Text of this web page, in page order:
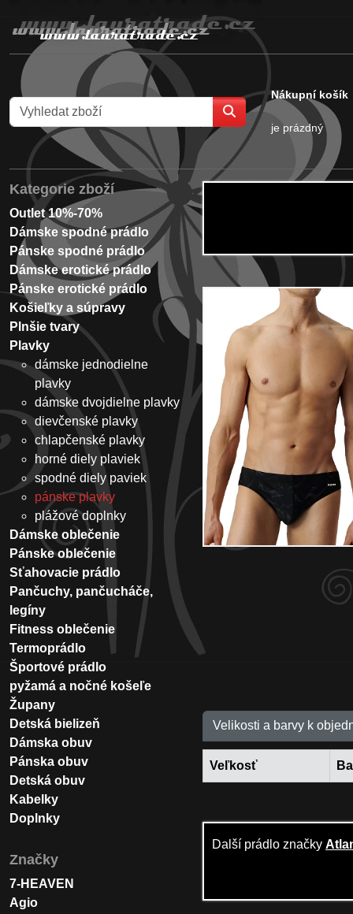
Nákupní košík
je prázdný
Velikosti a barvy k
Veľkosť
Další prádlo značky
Kategorie zboží
Outlet 10%-70%
Dámske spodné prádlo
Pánske spodné prádlo
Dámske erotické prádlo
Pánske erotické prádlo
Košieľky a súpravy
Plnšie tvary
Plavky
dámske jednodielne
plavky
dámske dvojdielne plavky
dievčenské plavky
chlapčenské plavky
horné diely plaviek
spodné diely paviek
pánske plavky
plážové doplnky
Dámske oblečenie
Pánske oblečenie
Sťahovacie prádlo
Pančuchy, pančucháče,
legíny
Fitness oblečenie
Termoprádlo
Športové prádlo
pyžamá a nočné košeľe
Župany
Detská bielizeň
Dámska obuv
Pánska obuv
Detská obuv
Kabelky
Doplnky
Značky
7-HEAVEN
Agio